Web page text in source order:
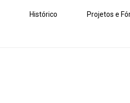
Histórico Projetos e